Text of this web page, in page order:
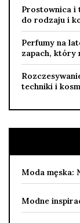
Prostownica i
do rodzaju i
Perfumy na
zapach, który
techniki i
Moda męska:
Modne